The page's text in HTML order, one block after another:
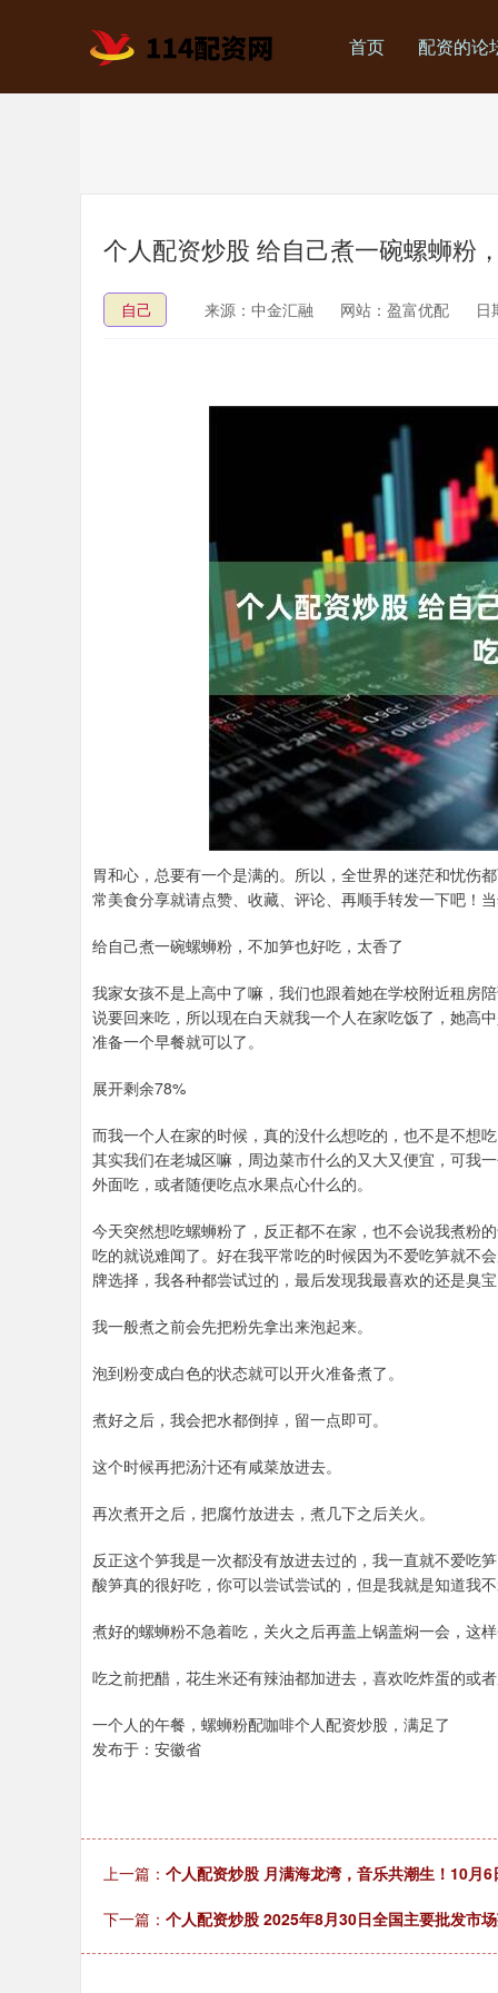
首页 配资的论
个人配资炒股 给自己煮一碗螺蛳粉
自己 来源：中金汇融 网站：盈富优配 日
胃和心，总要有一个是满的。所以，全世界的迷茫和忧伤
常美食分享就请点赞、收藏、评论、再顺手转发一下吧！
给自己煮一碗螺蛳粉，不加笋也好吃，太香了
我家女孩不是上高中了嘛，我们也跟着她在学校附近租房
说要回来吃，所以现在白天就我一个人在家吃饭了，她高
准备一个早餐就可以了。
展开剩余78%
而我一个人在家的时候，真的没什么想吃的，也不是不想
其实我们在老城区嘛，周边菜市什么的又大又便宜，可我
外面吃，或者随便吃点水果点心什么的。
今天突然想吃螺蛳粉了，反正都不在家，也不会说我煮粉
吃的就说难闻了。好在我平常吃的时候因为不爱吃笋就不
牌选择，我各种都尝试过的，最后发现我最喜欢的还是臭
我一般煮之前会先把粉先拿出来泡起来。
泡到粉变成白色的状态就可以开火准备煮了。
煮好之后，我会把水都倒掉，留一点即可。
这个时候再把汤汁还有咸菜放进去。
再次煮开之后，把腐竹放进去，煮几下之后关火。
反正这个笋我是一次都没有放进去过的，我一直就不爱吃
酸笋真的很好吃，你可以尝试尝试的，但是我就是知道我
煮好的螺蛳粉不急着吃，关火之后再盖上锅盖焖一会，这
吃之前把醋，花生米还有辣油都加进去，喜欢吃炸蛋的或
一个人的午餐，螺蛳粉配咖啡个人配资炒股，满足了
发布于：安徽省
上一篇： 个人配资炒股 月满海龙湾，音乐共潮生！10月
下一篇： 个人配资炒股 2025年8月30日全国主要批发市